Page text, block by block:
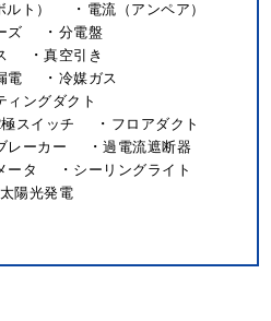
ト）
電流（アンペア）
ズ
分電盤
真空引き
電
冷媒ガス
ィングダクト
スイッチ
フロアダクト
レーカー
過電流遮断器
ータ
シーリングライト
太陽光発電